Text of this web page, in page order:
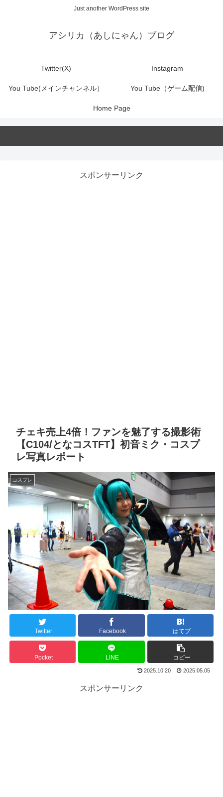
Just another WordPress site
アシリカ（あしにゃん）ブログ
Twitter(X) Instagram
You Tube(メインチャンネル） You Tube（ゲーム配信)
Home Page
スポンサーリンク
チェキ売上4倍！ファンを魅了する撮影術
【C104/となコスTFT】初音ミク・コスプ
レ写真レポート
コスプレ
Twitter Facebook はてブ
Pocket LINE コピー
2025.10.20 2025.05.05
スポンサーリンク